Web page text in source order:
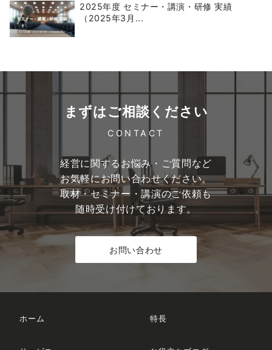
2025年度 セミナー・講演・研修 実績
（2025年3月...
まずはご相談ください
CONTACT
経営に関するお悩み・ご質問など
お気軽にお問い合わせください。
取材・セミナー・講演のご依頼も
随時受け付けております。
お問い合わせ
ホーム 特長